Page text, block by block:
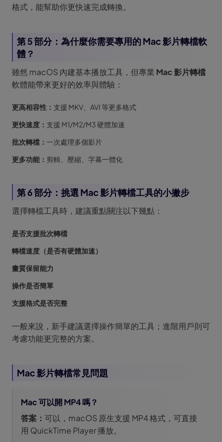
格式，能幫助你更快速完成轉換。
第 5 部分：為什麼你需要專用的 Mac 影片轉檔軟
體？
雖然 macOS 內建基本播放工具，但專業 Mac 影片轉檔
軟體能帶來更好的效率與體驗：
更高相容性： 支援 MKV、AVI 等更多格式
更快速度： 支援 M1/M2/M3 硬體加速
批次轉檔： 一次處理多個影片
更多功能： 剪輯、壓縮、字幕一體化
第 6 部分：挑選 Mac 影片轉檔工具的小撇步
選擇轉檔工具時，建議重點關注以下幾點：
是否支援批次轉檔
轉檔速度（是否有硬體加速）
畫質保留能力
操作是否簡單
支援格式是否完整
一般來說，新手建議選擇操作簡單的工具；進階用戶則可
考慮功能更完整的方案。
Mac 影片轉檔常見問題
Mac 可以開 MP4 嗎？
答案： 可以，macOS 原生支援 MP4 格式，可直接
用 QuickTime Player 播放。